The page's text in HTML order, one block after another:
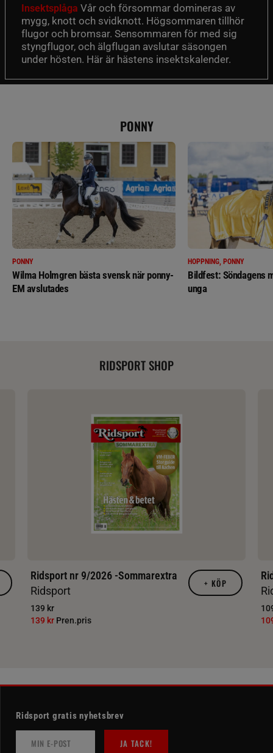
Insektsplåga Vår och försommar domineras av
mygg, knott och svidknott. Högsommaren tillhör
flugor och bromsar. Sensommaren för med sig
styngflugor, och älgflugan avslutar säsongen
under hösten. Här är hästens insektskalender.
PONNY
PONNY
Wilma Holmgren bästa svensk när ponny-
EM avslutades
HOPPNING, PONNY
Bildfest: Söndagens
unga
RIDSPORT SHOP
Ridsport nr 9/2026 -Sommarextra
Ridsport
139 kr
139 kr Pren.pris
+ KÖP
Ridsport gratis nyhetsbrev
JA TACK!